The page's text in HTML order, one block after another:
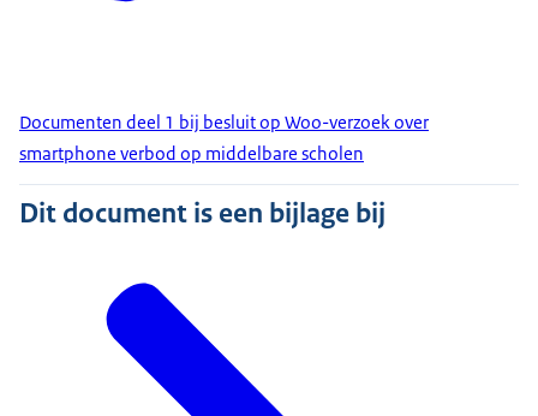
Documenten deel 1 bij besluit op Woo-verzoek over
smartphone verbod op middelbare scholen
Dit document is een bijlage bij